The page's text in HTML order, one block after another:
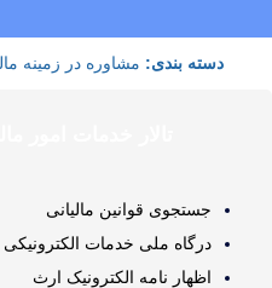
دسته بندی: مشاوره در زمینه
جستجوی قوانین مالیانی
درگاه ملی خدمات الکترونیکی
اظهار نامه الکترونیک ارث